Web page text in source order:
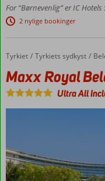
Privat
strand
rutsjebaner
Værelser
med
plads til
For “Børnevenlig” er IC
2 nylige bookinger
Forside
Tyrkiet Tyrkiets sydkyst
Maxx Royal Belek Golf
Maxx Royal
Ultra All